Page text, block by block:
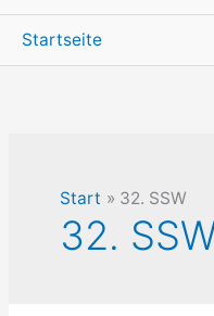
Startseite
Start 32. SSW
32.